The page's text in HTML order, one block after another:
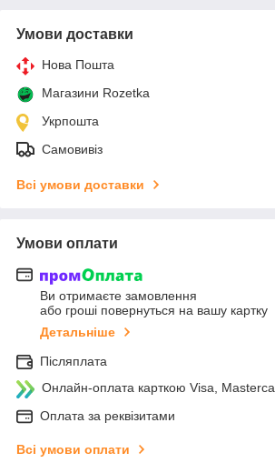
Умови доставки
Нова Пошта
Магазини Rozetka
Укрпошта
Самовивіз
Всі умови доставки
Умови оплати
Ви отримаєте замовлення
або гроші повернуться на вашу картку
Детальніше
Післяплата
Онлайн-оплата карткою Visa,
Оплата за реквізитами
Всі умови оплати